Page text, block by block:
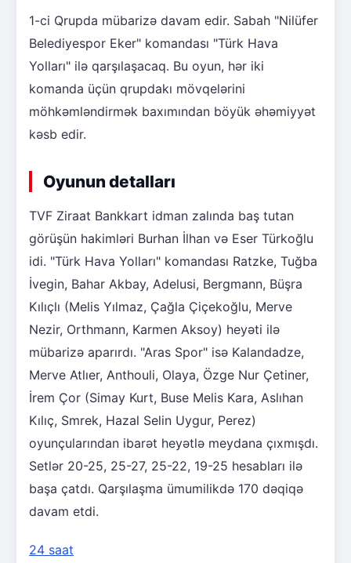
1-ci Qrupda mübarizə davam edir. Sabah "Nilüfer
Belediyespor Eker" komandası "Türk Hava
Yolları" ilə qarşılaşacaq. Bu oyun, hər iki
komanda üçün qrupdakı mövqelərini
möhkəmləndirmək baxımından böyük əhəmiyyət
kəsb edir.
Oyunun detalları
TVF Ziraat Bankkart idman zalında baş tutan
görüşün hakimləri Burhan İlhan və Eser Türkoğlu
idi. "Türk Hava Yolları" komandası Ratzke, Tuğba
İvegin, Bahar Akbay, Adelusi, Bergmann, Büşra
Kılıçlı (Melis Yılmaz, Çağla Çiçekoğlu, Merve
Nezir, Orthmann, Karmen Aksoy) heyəti ilə
mübarizə aparırdı. "Aras Spor" isə Kalandadze,
Merve Atlıer, Anthouli, Olaya, Özge Nur Çetiner,
İrem Çor (Simay Kurt, Buse Melis Kara, Aslıhan
Kılıç, Smrek, Hazal Selin Uygur, Perez)
oyunçularından ibarət heyətlə meydana çıxmışdı.
Setlər 20-25, 25-27, 25-22, 19-25 hesabları ilə
başa çatdı. Qarşılaşma ümumilikdə 170 dəqiqə
davam etdi.
24 saat